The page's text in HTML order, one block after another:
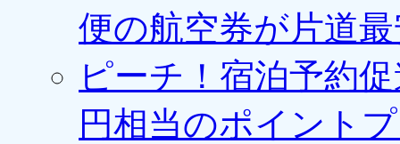
便の航空券が片道最
ピーチ！宿泊予約
円相当のポイント